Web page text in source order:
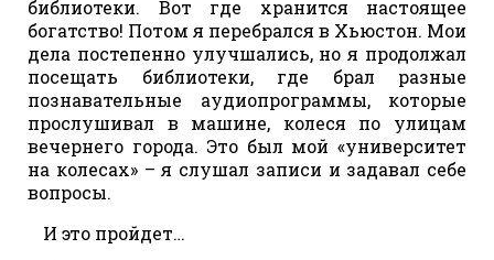
библиотеки. Вот где хранится настоящее
богатство! Потом я перебрался в Хьюстон. Мои
дела постепенно улучшались, но я продолжал
посещать библиотеки, где брал разные
познавательные аудиопрограммы, которые
прослушивал в машине, колеся по улицам
вечернего города. Это был мой «университет
на колесах» – я слушал записи и задавал себе
вопросы.
И это пройдет…